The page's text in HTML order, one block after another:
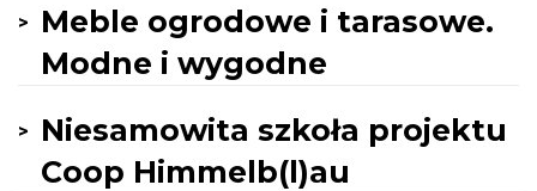
Meble ogrodowe i tarasowe.
Modne i wygodne
Niesamowita szkoła projektu
Coop Himmelb(l)au